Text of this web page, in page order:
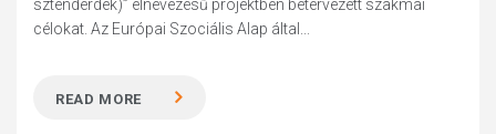
sztenderdek)” elnevezésű projektben betervezett szakmai
célokat. Az Európai Szociális Alap által...
READ MORE